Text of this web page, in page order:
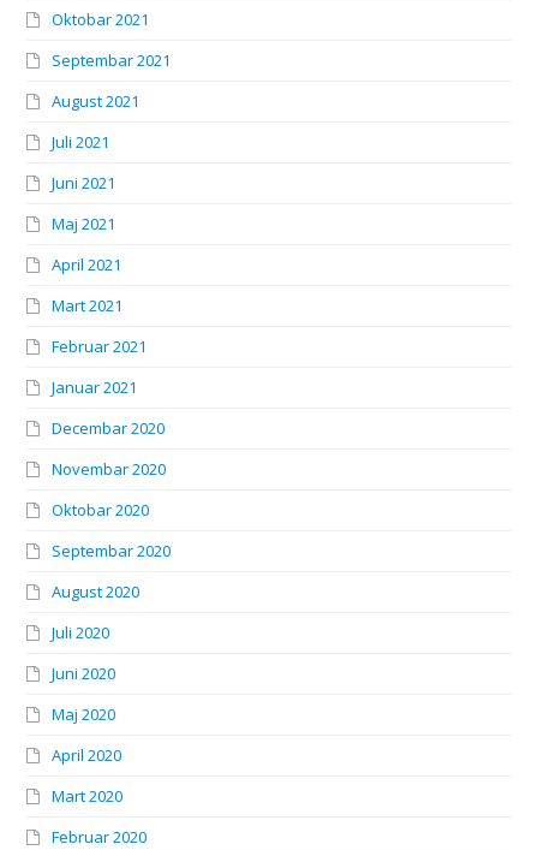
Oktobar 2021
Septembar 2021
August 2021
Juli 2021
Juni 2021
Maj 2021
April 2021
Mart 2021
Februar 2021
Januar 2021
Decembar 2020
Novembar 2020
Oktobar 2020
Septembar 2020
August 2020
Juli 2020
Juni 2020
Maj 2020
April 2020
Mart 2020
Februar 2020